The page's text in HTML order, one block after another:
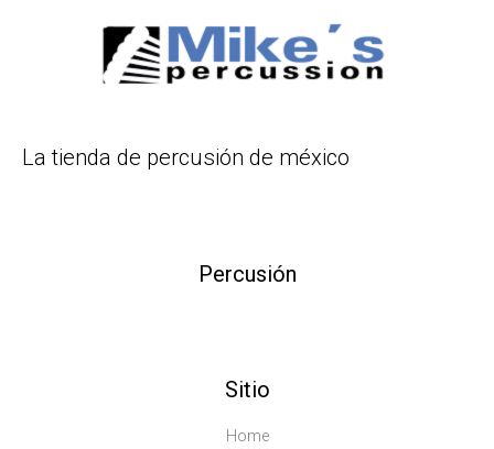
La tienda de percusión de méxico
Percusión
Sitio
Home